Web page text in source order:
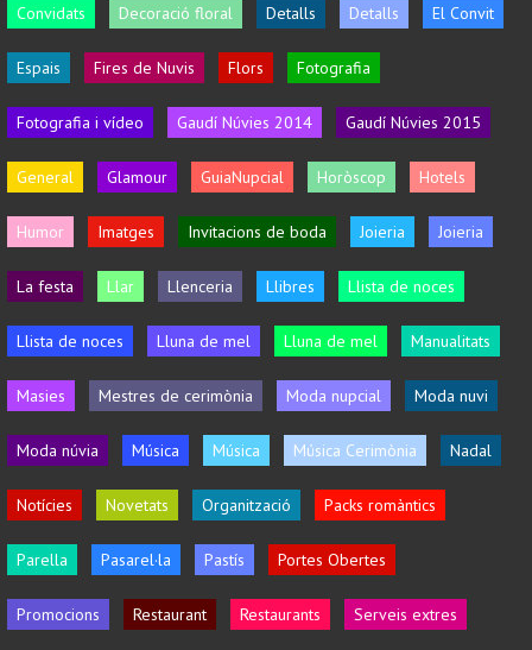
Convidats Decoració floral Detalls Detalls El Convit
Espais Fires de Nuvis Flors Fotografia
Fotografia i vídeo Gaudí Núvies 2014 Gaudí Núvies 2015
General Glamour GuiaNupcial Horòscop Hotels
Humor Imatges Invitacions de boda Joieria Joieria
La festa Llar Llenceria Llibres Llista de noces
Llista de noces Lluna de mel Lluna de mel Manualitats
Masies Mestres de cerimònia Moda nupcial Moda nuvi
Moda núvia Música Música Música Cerimònia Nadal
Notícies Novetats Organització Packs romàntics
Parella Pasarel·la Pastís Portes Obertes
Promocions Restaurant Restaurants Serveis extres